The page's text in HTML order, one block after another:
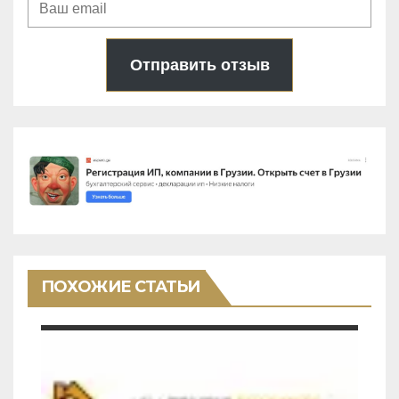
Отправить отзыв
ПОХОЖИЕ СТАТЬИ